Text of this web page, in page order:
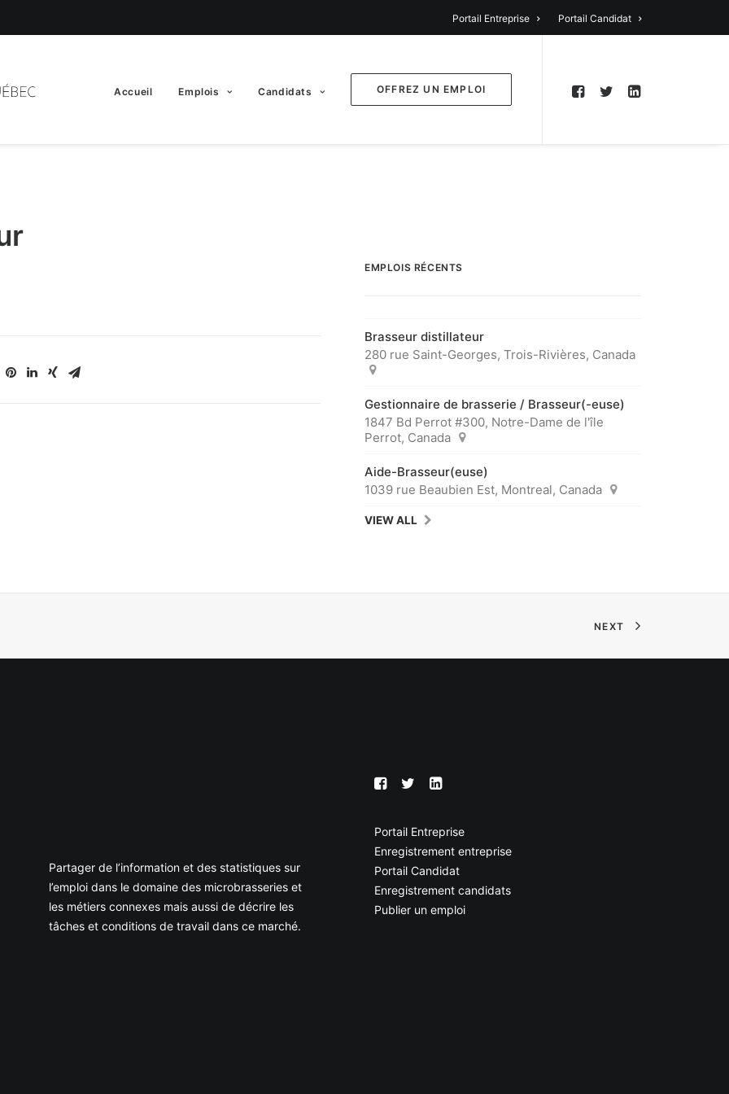
Portail Entreprise Portail Candidat
Accueil Emplois Candidats OFFREZ UN EMPLOI
EMPLOIS RÉCENTS
Brasseur distillateur
280 rue Saint-Georges, Trois-Rivières, Canada
Gestionnaire de brasserie / Brasseur(-euse)
1847 Bd Perrot #300, Notre-Dame de l'île
Perrot, Canada
Aide-Brasseur(euse)
1039 rue Beaubien Est, Montreal, Canada
VIEW ALL
NEXT
Partager de l’information et des statistiques sur
l’emploi dans le domaine des microbrasseries et
les métiers connexes mais aussi de décrire les
tâches et conditions de travail dans ce marché.
Portail Entreprise
Enregistrement entreprise
Portail Candidat
Enregistrement candidats
Publier un emploi